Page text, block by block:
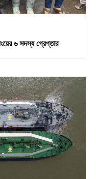
৬ সদস্য গ্রেপ্তার